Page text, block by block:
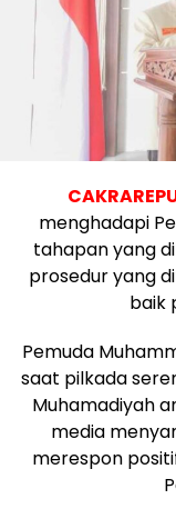
menghadapi
tahapan yang
prosedur yang
baik
Pemuda
saat pilkada
Muhamadiyah
media
merespon